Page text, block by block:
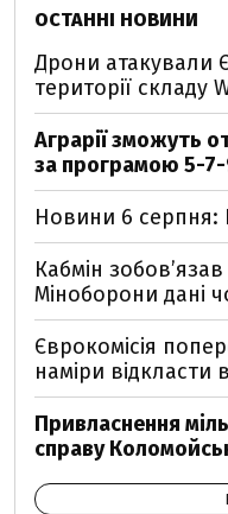
ОСТАННІ НОВИНИ
Дрони атакували
території
Аграрії зможуть
за програмою 5-
Новини 6 серпня:
Кабмін
Міноборони дані
Єврокомісія
наміри відкласти
Привласнення
справу